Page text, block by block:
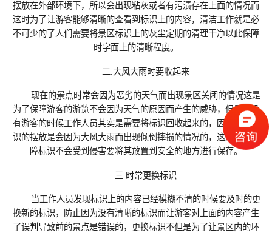
摆放在外部环境下，所以会出现粘灰或者有污渍存在上面的情况而
这时为了让游客能够清晰的查看到标识上的内容，清洁工作就是必
不可少的了人们需要将景区标识上的灰尘定期的清理干净以此保障
时字面上的清晰程度。
二.大风大雨时要收起来
现在的景点时常会因为恶劣的天气而出现景区关闭的情况这是
为了保障游客的游览不会因为天气的原因而产生的威胁，但是当没
有游客的时候工作人员其实是需要将标识回收起来的，因为有些标
识的摆放是会因为大风大雨而出现倾倒摔损的情况的，这是为了保
障标识不会受到侵害要将其放置到安全的地方进行保存。
三.时常更换标识
当工作人员发现标识上的内容已经模糊不清的时候要及时的更
换新的标识，防止因为没有清晰的标识而让游客对上面的内容产生
了误判导致前的景点是错误的，更换标识不但是为了让景区内的环